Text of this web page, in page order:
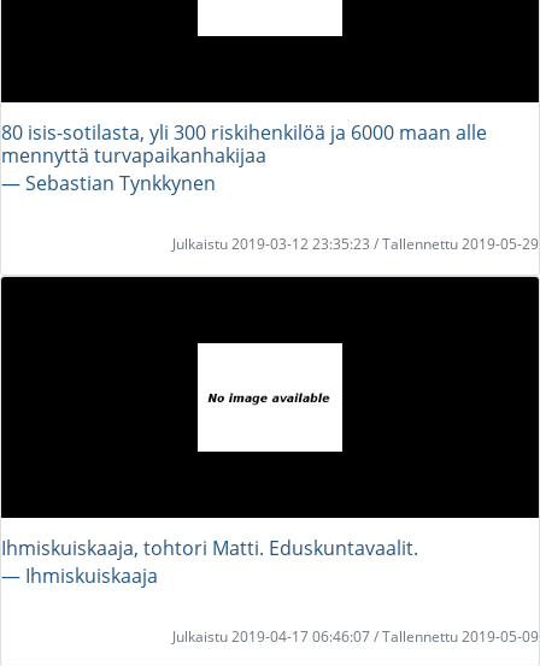
80 isis-sotilasta, yli 300 riskihenkilöä ja 6000 maan alle
mennyttä turvapaikanhakijaa
― Sebastian Tynkkynen
Julkaistu 2019-03-12 23:35:23 / Tallennettu 2019-05-29
Ihmiskuiskaaja, tohtori Matti. Eduskuntavaalit.
― Ihmiskuiskaaja
Julkaistu 2019-04-17 06:46:07 / Tallennettu 2019-05-09